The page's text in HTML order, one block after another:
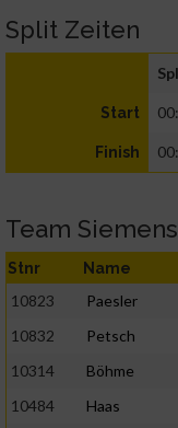
Split Zeiten
Start
Finish
Team
Stnr Name
10823 Paesler
10832
Petsch
10314
Böhme
10484
Haas